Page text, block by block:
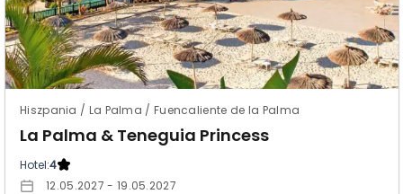
Hiszpania / La Palma / Fuencaliente de la Palma
La Palma & Teneguia Princess
Hotel:4
12.05.2027 - 19.05.2027